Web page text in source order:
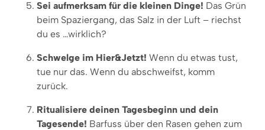
Sei aufmerksam für die kleinen Dinge! Das Grün
beim Spaziergang, das Salz in der Luft – riechst
du es …wirklich?
Schwelge im Hier&Jetzt! Wenn du etwas tust,
tue nur das. Wenn du abschweifst, komm
zurück.
Ritualisiere deinen Tagesbeginn und dein
Tagesende! Barfuss über den Rasen gehen zum